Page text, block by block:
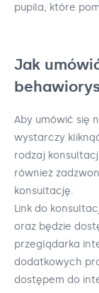
pupila, które
Jak
Aby umówić się
wystarczy
rodzaj
również
konsultację.
Link do
oraz będzie
przeglądarka
dodatkowych
dostępem do